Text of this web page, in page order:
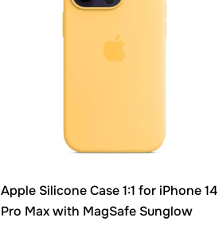
Apple Silicone Case 1:1 for iPhone 14
Pro Max with MagSafe Sunglow